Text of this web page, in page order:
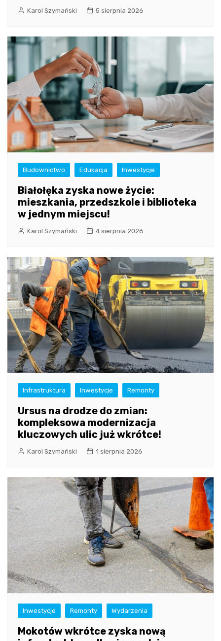
Karol Szymański 5 sierpnia 2026
Budownictwo Edukacja Inwestycje
Białołęka zyska nowe życie:
mieszkania, przedszkole i biblioteka
w jednym miejscu!
Karol Szymański 4 sierpnia 2026
Infrastruktura Inwestycje Remonty
Ursus na drodze do zmian:
kompleksowa modernizacja
kluczowych ulic już wkrótce!
Karol Szymański 1 sierpnia 2026
Inwestycje Remonty Wydarzenia
Mokotów wkrótce zyska nową